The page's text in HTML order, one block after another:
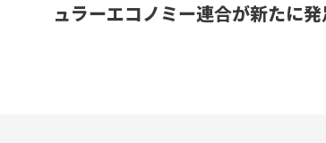
ュラーエコノミー連合が新たに発